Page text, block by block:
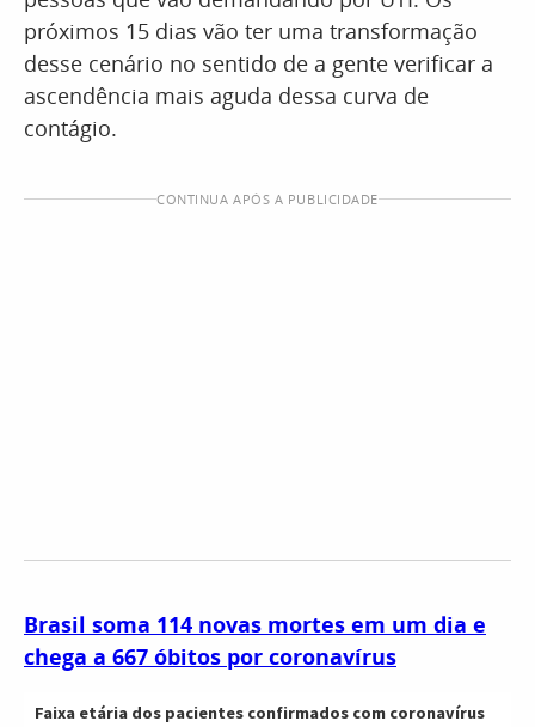
próximos 15 dias vão ter uma transformação
desse cenário no sentido de a gente verificar a
ascendência mais aguda dessa curva de
contágio.
CONTINUA APÓS A PUBLICIDADE
Brasil soma 114 novas mortes em um dia e
chega a 667 óbitos por coronavírus